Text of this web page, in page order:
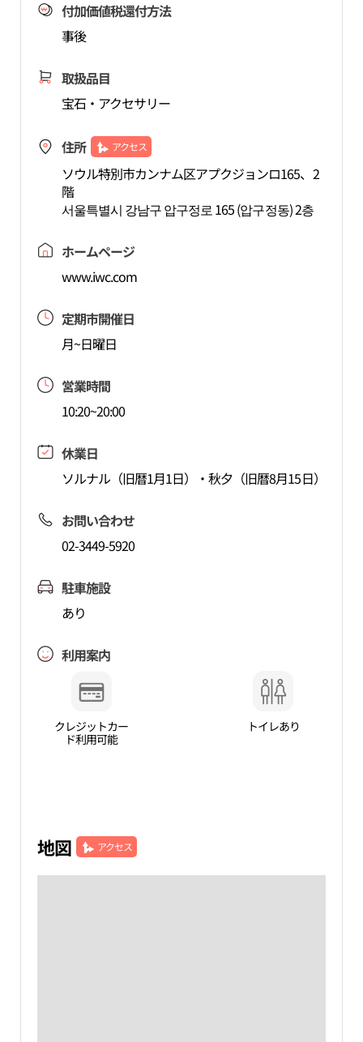
付加価値税還付方法
事後
取扱品目
宝石・アクセサリー
住所 アクセス
ソウル特別市カンナム区アプクジョンロ165、2
階
서울특별시 강남구 압구정로 165 (압구정동) 2층
ホームページ
www.iwc.com
定期市開催日
月~日曜日
営業時間
10:20~20:00
休業日
ソルナル（旧暦1月1日）・秋夕（旧暦8月15日）
お問い合わせ
02-3449-5920
駐車施設
あり
利用案内
クレジットカー
ド利用可能
トイレあり
地図 アクセス